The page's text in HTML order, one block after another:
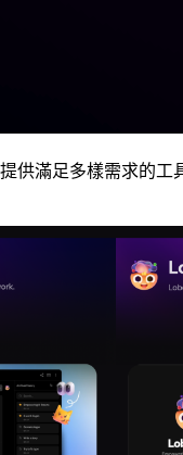
供滿足多樣需求的